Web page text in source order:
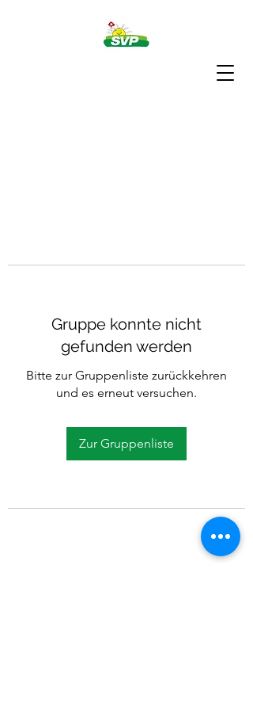
Gruppe konnte nicht
gefunden werden
Bitte zur Gruppenliste zurückkehren
und es erneut versuchen.
Zur Gruppenliste